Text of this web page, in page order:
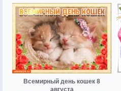
Всемирный день кошек 8